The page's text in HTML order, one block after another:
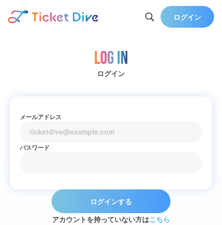
ログイン
Log in
ログイン
メールアドレス
パスワード
ログインする
アカウントを持っていない方はこちら